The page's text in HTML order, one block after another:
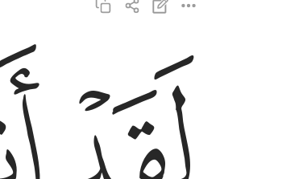
لقد انزلنا اليكم كتابا فيه ذكركم افلا
لَقَدْ أَنزَلْنَآ إِلَيْكُمْ كِتَـٰبًۭا فِيهِ ذِكْرُكُمْ ۖ أَفَلَا